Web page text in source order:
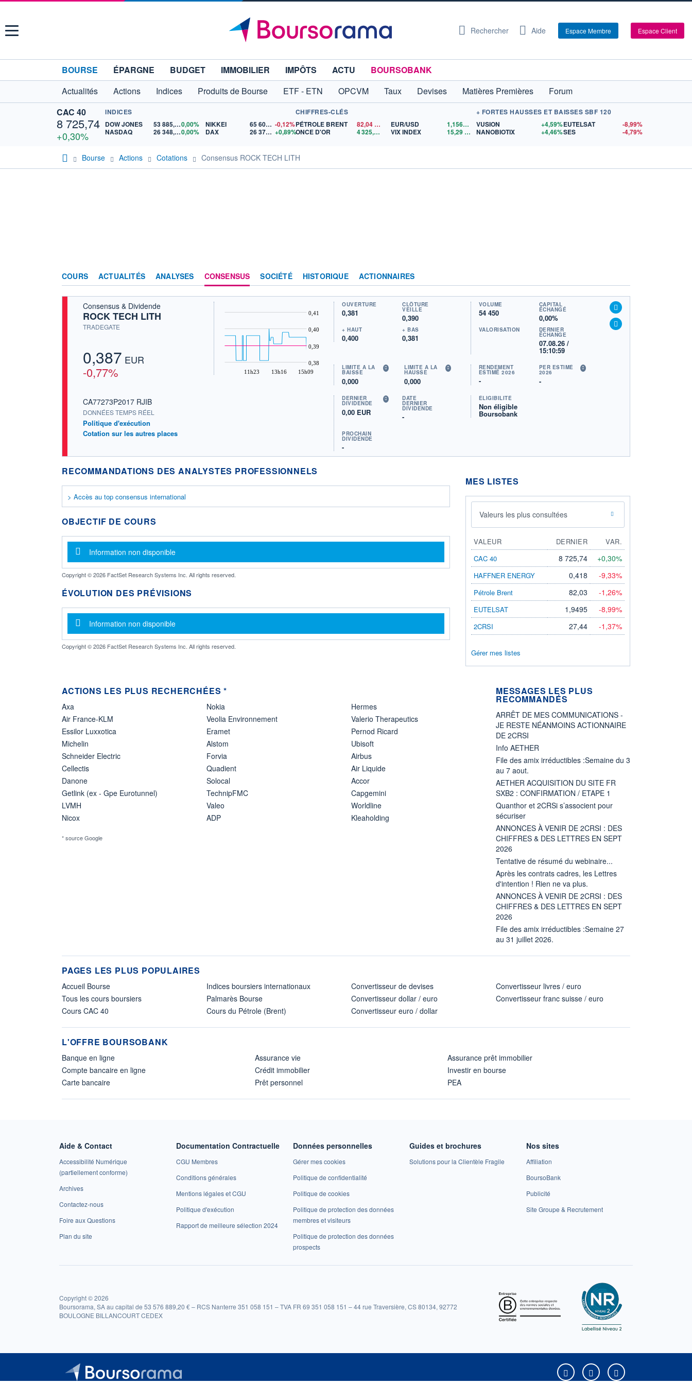
Menu Rechercher Aide Espace Membre Espace Client
BOURSE ÉPARGNE BUDGET IMMOBILIER IMPÔTS ACTU
BOURSOBANK
Actualités
Actions Indices Produits de Bourse ETF - ETN OPCVM Taux Devises Matières Premières
Forum
CAC 40
8 725,74
+0,30%
INDICES
DOW JONES
53 885,100,00%
NASDAQ
26 348,350,00%
NIKKEI 65 606,71 -0,12%
DAX
26 373,99 +0,89%
CHIFFRES-CLÉS
PÉTROLE BRENT
82,04
ONCE D'OR
4 325,02 $US
EUR/USD 1,1564$US
VIX INDEX
15,29
+ FORTES HAUSSES ET BAISSES SBF 120
VUSION
+4,59%
NANOBIOTIX
+4,46%
EUTELSAT
-8,99%
SES
-4,79%
Bourse Actions Cotations Consensus ROCK TECH LITH
COURS ACTUALITÉS ANALYSES CONSENSUS SOCIÉTÉ HISTORIQUE ACTIONNAIRES
Consensus & Dividende
ROCK TECH LITH
TRADEGATE
0,387 EUR
-0,77%
CA77273P2017 RJIB
DONNÉES TEMPS RÉEL
Politique d'exécution
Cotation sur les autres places
11h23 13h16 15h09
0,38
0,39
0,40
0,41
OUVERTURE
0,381
CLÔTURE
VEILLE
0,390
+ HAUT
0,400
+ BAS
0,381
VOLUME
54 450
CAPITAL
ÉCHANGÉ
0,00%
VALORISATION DERNIER
ÉCHANGE
07.08.26 /
15:10:59
LIMITE À LA
BAISSE
0,000
LIMITE À LA
HAUSSE
0,000
RENDEMENT
ESTIMÉ 2026
-
PER ESTIMÉ
2026
-
DERNIER
DIVIDENDE
0,00 EUR
DATE
DERNIER
DIVIDENDE
-
PROCHAIN
DIVIDENDE
-
ÉLIGIBILITÉ
Non éligible
Boursobank
RECOMMANDATIONS DES ANALYSTES PROFESSIONNELS
> Accès au top consensus international
OBJECTIF DE COURS
Message d'information
Information non disponible
Copyright © 2026 FactSet Research Systems Inc. All rights reserved.
ÉVOLUTION DES PRÉVISIONS
Message d'information
Information non disponible
Copyright © 2026 FactSet Research Systems Inc. All rights reserved.
MES LISTES
Valeurs les plus consultées
VALEUR DERNIER
VAR.
CAC 40
8 725,74 +0,30%
HAFFNER ENERGY 0,418 -9,33%
Pétrole Brent 82,03 -1,26%
EUTELSAT 1,9495 -8,99%
2CRSI 27,44 -1,37%
Gérer mes listes
ACTIONS LES PLUS RECHERCHÉES *
Axa
Air France-KLM
Essilor Luxxotica
Michelin
Schneider Electric
Cellectis
Danone
Getlink (ex - Gpe Eurotunnel)
LVMH
Nicox
Nokia
Veolia Environnement
Eramet
Alstom
Forvia
Quadient
Solocal
TechnipFMC
Valeo
ADP
Hermes
Valerio Therapeutics
Pernod Ricard
Ubisoft
Airbus
Air Liquide
Accor
Capgemini
Worldline
Kleaholding
* source Google
MESSAGES LES PLUS
RECOMMANDÉS
ARRÊT DE MES COMMUNICATIONS -
JE RESTE NÉANMOINS ACTIONNAIRE
DE 2CRSI
Info AETHER
File des amix irréductibles :Semaine du 3
au 7 aout.
AETHER ACQUISITION DU SITE FR
SXB2 : CONFIRMATION / ETAPE 1
Quanthor et 2CRSi s’associent pour
sécuriser
ANNONCES À VENIR DE 2CRSI : DES
CHIFFRES & DES LETTRES EN SEPT
2026
Tentative de résumé du webinaire...
Après les contrats cadres, les Lettres
d'intention ! Rien ne va plus.
ANNONCES À VENIR DE 2CRSI : DES
CHIFFRES & DES LETTRES EN SEPT
2026
File des amix irréductibles :Semaine 27
au 31 juillet 2026.
PAGES LES PLUS POPULAIRES
Accueil Bourse
Tous les cours boursiers
Cours CAC 40
Indices boursiers internationaux
Palmarès Bourse
Cours du Pétrole (Brent)
Convertisseur de devises
Convertisseur dollar / euro
Convertisseur euro / dollar
Convertisseur livres / euro
Convertisseur franc suisse / euro
L'OFFRE BOURSOBANK
Banque en ligne
Compte bancaire en ligne
Carte bancaire
Assurance vie
Crédit immobilier
Prêt personnel
Assurance prêt immobilier
Investir en bourse
PEA
Aide & Contact
Accessibilité Numérique
(partiellement conforme)
Archives
Contactez-nous
Foire aux Questions
Plan du site
Documentation Contractuelle
CGU Membres
Conditions générales
Mentions légales et CGU
Politique d'exécution
Rapport de meilleure sélection 2024
Données personnelles
Gérer mes cookies
Politique de confidentialité
Politique de cookies
Politique de protection des données
membres et visiteurs
Politique de protection des données
prospects
Guides et brochures
Solutions pour la Clientèle Fragile
Nos sites
Affiliation
BoursoBank
Publicité
Site Groupe & Recrutement
Copyright © 2026
Boursorama, SA au capital de 53 576 889,20 € – RCS Nanterre 351 058 151 – TVA FR 69 351 058 151 – 44 rue Traversière, CS 80134, 92772
BOULOGNE BILLANCOURT CEDEX
Boursorama sur Facebook
Boursorama sur X
Boursorama sur